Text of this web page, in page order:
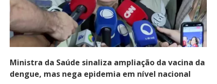
Ministra da Saúde sinaliza ampliação da vacina da
dengue, mas nega epidemia em nível nacional